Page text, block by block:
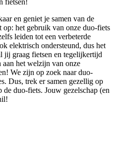
en geniet je samen van de
het gebruik van onze duo-fiets
leiden tot een verbeterde
elektrisch ondersteund, dus het
jij graag fietsen en tegelijkertijd
aan het welzijn van onze
We zijn op zoek naar duo-
Dus, trek er samen gezellig op
duo-fiets. Jouw gezelschap (en